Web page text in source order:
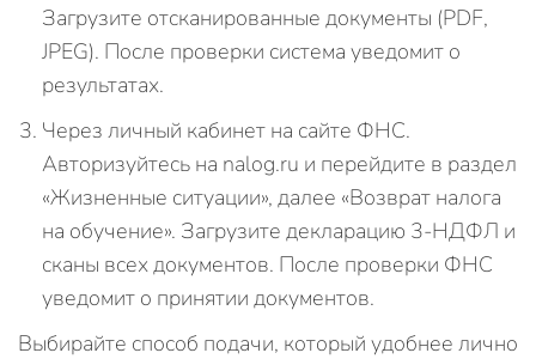
Загрузите отсканированные документы (PDF,
JPEG). После проверки система уведомит о
результатах.
Через личный кабинет на сайте ФНС.
Авторизуйтесь на nalog.ru и перейдите в раздел
«Жизненные ситуации», далее «Возврат налога
на обучение». Загрузите декларацию 3‑НДФЛ и
сканы всех документов. После проверки ФНС
уведомит о принятии документов.
Выбирайте способ подачи, который удобнее лично